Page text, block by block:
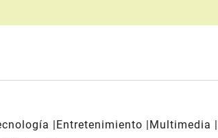
Entretenimiento Multimedia